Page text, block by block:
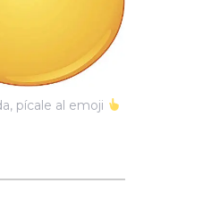
pícale al emoji